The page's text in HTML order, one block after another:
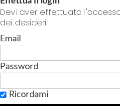
Devi aver effettuato
dei desideri.
Email
Password
Ricordami